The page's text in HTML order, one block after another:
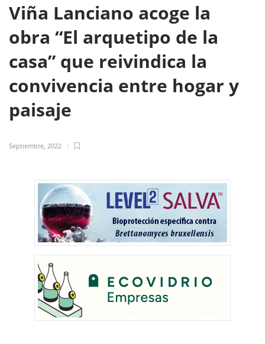
Viña Lanciano acoge la
obra “El arquetipo de la
casa” que reivindica la
convivencia entre hogar y
paisaje
Septiembre, 2022